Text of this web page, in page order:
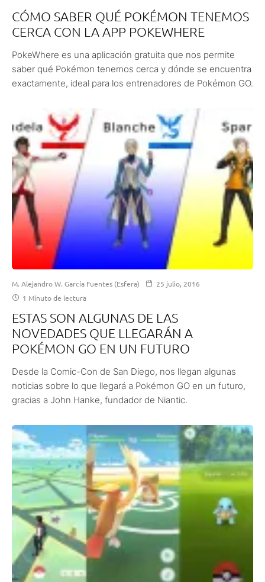
CÓMO SABER QUÉ POKÉMON TENEMOS
CERCA CON LA APP POKEWHERE
PokeWhere es una aplicación gratuita que nos permite
saber qué Pokémon tenemos cerca y dónde se encuentra
exactamente, ideal para los entrenadores de Pokémon GO.
M. Alejandro W. García Fuentes (Esfera)
25 julio, 2016
1 Minuto de lectura
ESTAS SON ALGUNAS DE LAS
NOVEDADES QUE LLEGARÁN A
POKÉMON GO EN UN FUTURO
Desde la Comic-Con de San Diego, nos llegan algunas
noticias sobre lo que llegará a Pokémon GO en un futuro,
gracias a John Hanke, fundador de Niantic.